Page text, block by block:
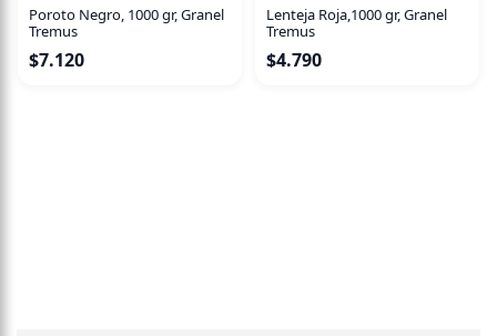
Poroto Negro, 1000 gr, Granel
Tremus
$7.120
Lenteja Roja,1000 gr, Granel
Tremus
$4.790